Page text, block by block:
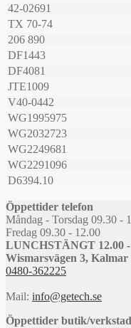
42-02691
TX 70-74
206 890
DF1443
DF4081
JTE1009
V40-0442
WG1995975
WG2032723
WG2249681
WG2291096
D6394.10
Öppettider telefon
Måndag - Torsdag 09.30 -
Fredag 09.30 - 12.00
LUNCHSTÄNGT 12.00 -
Wismarsvägen 3, Kalmar
0480-362225
Mail: info@getech.se
Öppettider butik/